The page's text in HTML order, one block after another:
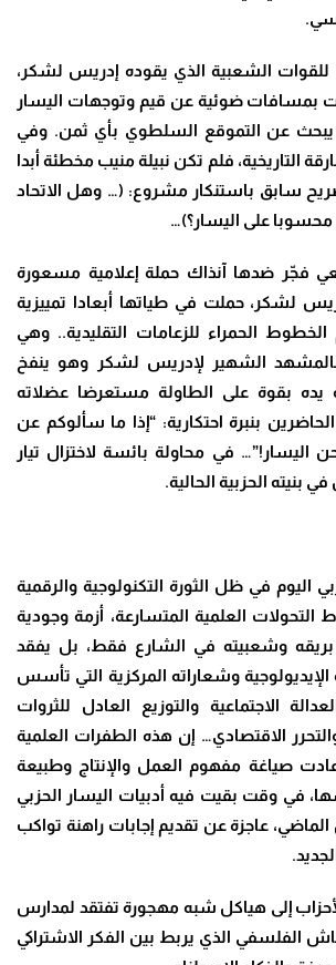
.
للقوات الشعبية الذي يقوده إدريس لشكر،
بمسافات ضوئية عن قيم وتوجهات اليسار
يبحث عن التموقع السلطوي بأي ثمن. وفي
التاريخية، فلم تكن نبيلة منيب مخطئة أبدا
سابق باستنكار مشروع:
(… وهل الاتحاد
محسوبا على اليسار؟)…
فجّر ضدها آنذاك حملة إعلامية مسعورة
لشكر، حملت في طياتها أبعادا تمييزية
الحمراء للزعامات التقليدية.. وهي
بالمشهد الشهير لإدريس لشكر وهو ينفخ
يده بقوة على الطاولة مستعرضا عضلاته
بنبرة احتكارية: “إذا ما سألوكم عن
اليسار !”… في محاولة بائسة لاختزال تيار
بنيته الحزبية الحالية.
اليوم في ظل الثورة التكنولوجية والرقمية
التحولات العلمية المتسارعة، أزمة وجودية
بريقه وشعبيته في الشارع فقط، بل يفقد
الإيديولوجية وشعاراته المركزية التي تأسس
الاجتماعية والتوزيع العادل للثروات
الاقتصادي… إن هذه الطفرات العلمية
أعادت صياغة مفهوم العمل والإنتاج وطبيعة
في وقت بقيت فيه أدبيات اليسار الحزبي
عاجزة عن تقديم إجابات راهنة تواكب
إلى هياكل شبه مهجورة تفتقد لمدارس
الفلسفي الذي يربط بين الفكر الاشتراكي